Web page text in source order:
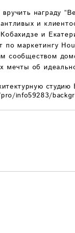
награду
и
и
по маркетингу
сообществом
мечты об
студию
info59283/